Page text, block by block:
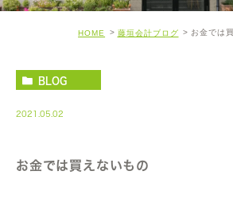
HOME 藤垣会計ブログ お金では
BLOG
2021.05.02
お金では買えないもの